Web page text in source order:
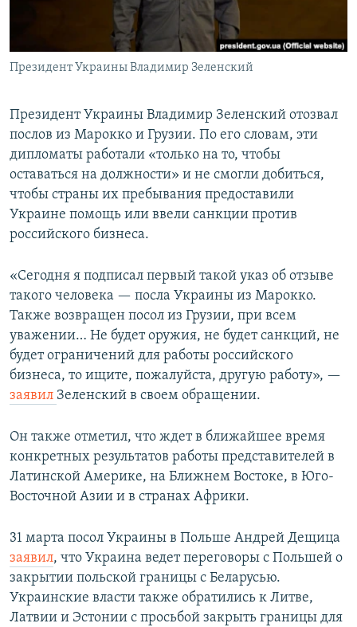
Президент Украины Владимир Зеленский
Президент Украины Владимир Зеленский отозвал
послов из Марокко и Грузии. По его словам, эти
дипломаты работали «только на то, чтобы
оставаться на должности» и не смогли добиться,
чтобы страны их пребывания предоставили
Украине помощь или ввели санкции против
российского бизнеса.
«Сегодня я подписал первый такой указ об отзыве
такого человека — посла Украины из Марокко.
Также возвращен посол из Грузии, при всем
уважении… Не будет оружия, не будет санкций, не
будет ограничений для работы российского
бизнеса, то ищите, пожалуйста, другую работу», —
заявил Зеленский в своем обращении.
Он также отметил, что ждет в ближайшее время
конкретных результатов работы представителей в
Латинской Америке, на Ближнем Востоке, в Юго-
Восточной Азии и в странах Африки.
31 марта посол Украины в Польше Андрей Дещица
заявил, что Украина ведет переговоры с Польшей о
закрытии польской границы с Беларусью.
Украинские власти также обратились к Литве,
Латвии и Эстонии с просьбой закрыть границы для